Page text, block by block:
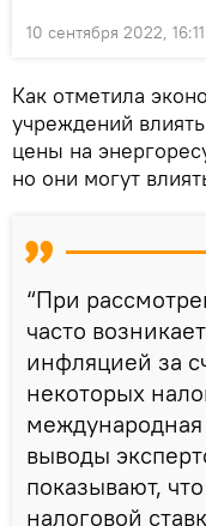
10 сентября 2022, 16:11
Как отметила
учреждений
цены на
но они могут
“При
часто
инфляцией за
некоторых
выводы
показывают,
налоговой